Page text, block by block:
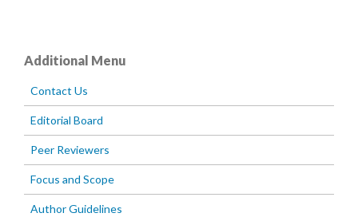
Additional Menu
Contact Us
Editorial Board
Peer Reviewers
Focus and Scope
Author Guidelines